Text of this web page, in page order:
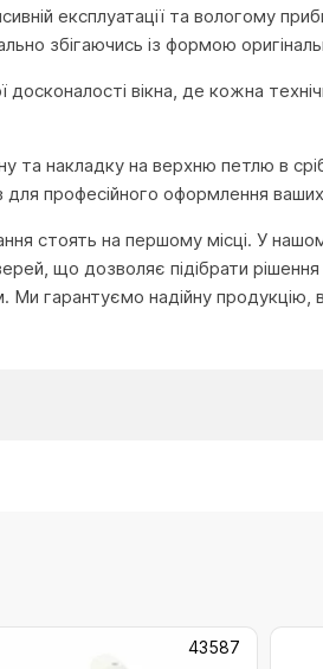
експлуатації та вологому
збігаючись із формою
вікна, де кожна
та накладку на верхню петлю в
професійного оформлення ваших
стоять на першому місці. У
що дозволяє підібрати
гарантуємо надійну продукцію,
43587